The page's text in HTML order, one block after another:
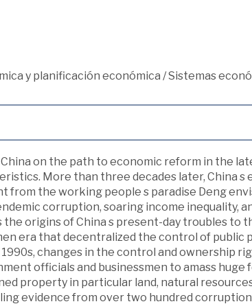
y planificación económica /Sistemas
on the path to economic reform in the
More than three decades later, China
from the working people s paradise Deng
corruption, soaring income inequality,
the origins of China s present-day troubles to
era that decentralized the control of
changes in the control and ownership
officials and businessmen to amass
property in particular land, natural
evidence from over two hundred